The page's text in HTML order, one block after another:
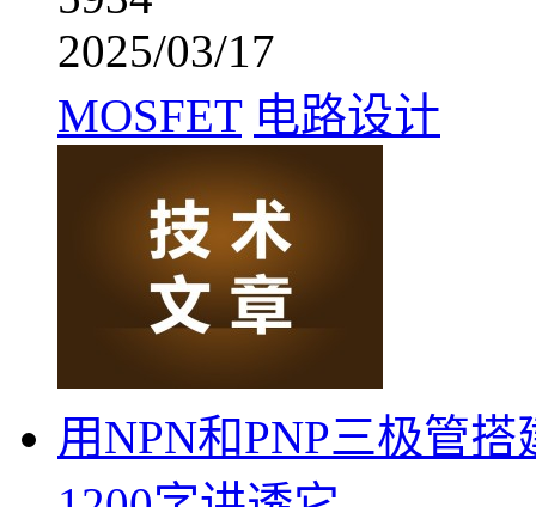
2025/03/17
MOSFET 电路设计
用NPN和PNP三极管